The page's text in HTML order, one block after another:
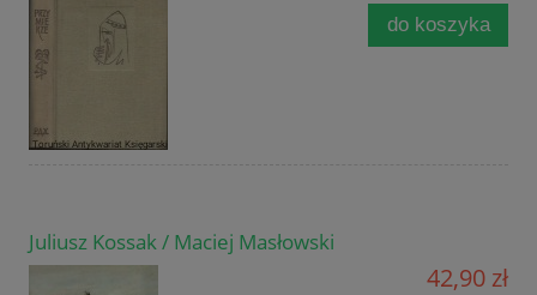
do koszyka
Juliusz Kossak / Maciej Masłowski
42,90 zł